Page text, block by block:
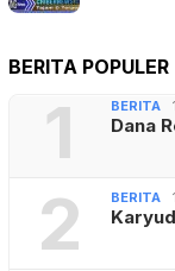
BERITA POPULER
1 BERITA
Dana
2 BERITA